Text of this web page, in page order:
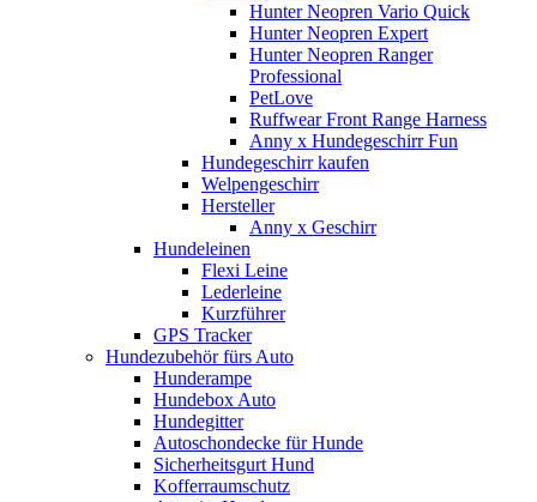
Hunter Neopren Vario Quick
Hunter Neopren Expert
Hunter Neopren Ranger
Professional
PetLove
Ruffwear Front Range Harness
Anny x Hundegeschirr Fun
Hundegeschirr kaufen
Welpengeschirr
Hersteller
Anny x Geschirr
Hundeleinen
Flexi Leine
Lederleine
Kurzführer
GPS Tracker
Hundezubehör fürs Auto
Hunderampe
Hundebox Auto
Hundegitter
Autoschondecke für Hunde
Sicherheitsgurt Hund
Kofferraumschutz